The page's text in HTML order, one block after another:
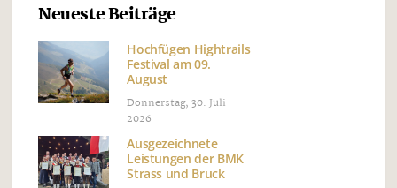
Neueste Beiträge
Hochfügen Hightrails
Festival am 09.
August
Donnerstag, 30. Juli
2026
Ausgezeichnete
Leistungen der BMK
Strass und Bruck